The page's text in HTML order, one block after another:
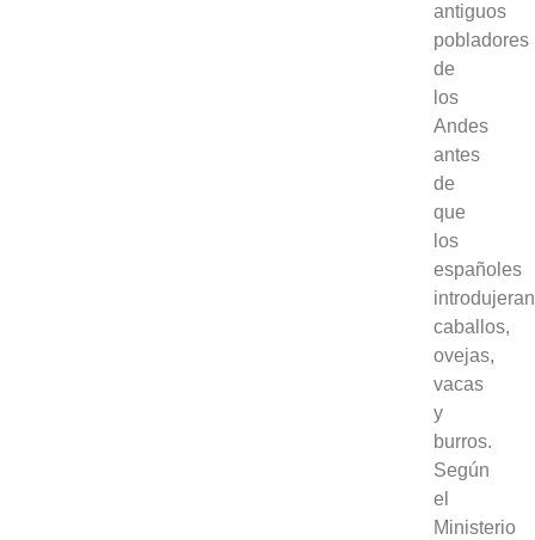
antiguos
pobladores
de
los
Andes
antes
de
que
los
españoles
introdujeran
caballos,
ovejas,
vacas
y
burros.
Según
el
Ministerio